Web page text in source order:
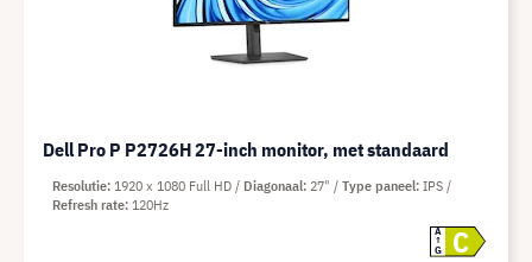
Dell Pro P P2726H 27-inch monitor, met standaard
A
G
C
Resolutie 1920 x 1080 Full HD Diagonaal 27" Type paneel IPS
Refresh rate 120Hz